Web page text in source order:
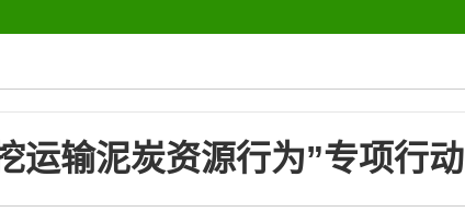
运输泥炭资源行为”专项行动